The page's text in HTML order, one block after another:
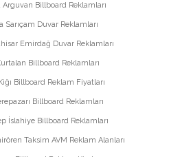
Arguvan Billboard Reklamları
Sarıçam Duvar Reklamları
Emirdağ Duvar Reklamları
Billboard Reklamları
Billboard Reklam Fiyatları
Billboard Reklamları
İslahiye Billboard Reklamları
Taksim AVM Reklam Alanları